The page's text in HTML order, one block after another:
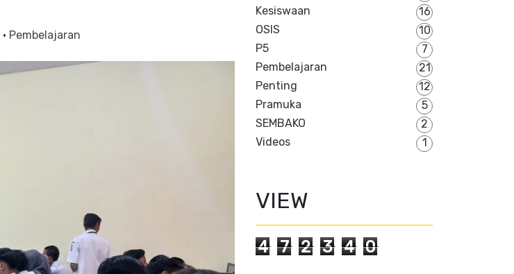
· Pembelajaran
Kesiswaan
16
OSIS
10
P5
7
Pembelajaran
21
Penting
12
Pramuka
5
SEMBAKO
2
Videos
1
VIEW
4 7 2 3 4 0